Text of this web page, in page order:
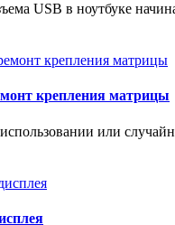
USB в ноутбуке
крепления матрицы
или